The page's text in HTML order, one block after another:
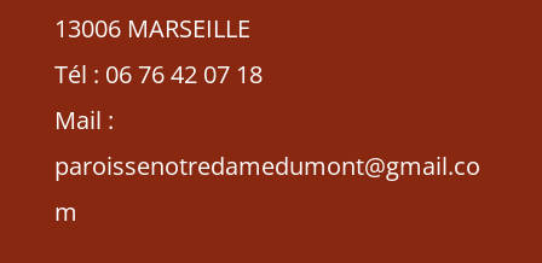
13006 MARSEILLE
Tél : 06 76 42 07 18
Mail :
paroissenotredamedumont@gmail.co
m